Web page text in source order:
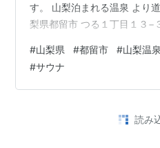
す。 山梨泊まれる温泉 より
梨県都留市 つる１丁目１３−
泉 より道の湯さん。 本日は
夜も暗くなり温泉に入浴しよ
陸・甲信エリアで 2023年ラ
平日大人1400円・土日祝
#山梨県 #都留市 #山梨温泉
#サウナ
KABUOのぶらり旅日記 • 2